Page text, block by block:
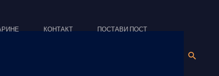
КОНТАКТ ПОСТАВИ ПОСТ
Search